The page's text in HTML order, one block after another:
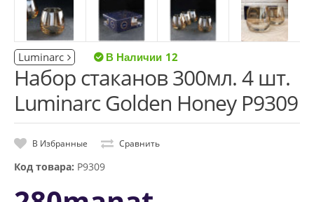
Luminarc 12
Набор стаканов 300мл. 4 шт.
Luminarc Golden Honey P9309
В Избранные Сравнить
Код товара: P9309